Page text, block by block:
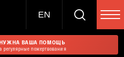
EN
ВАША ПОМОЩЬ
пожертвования